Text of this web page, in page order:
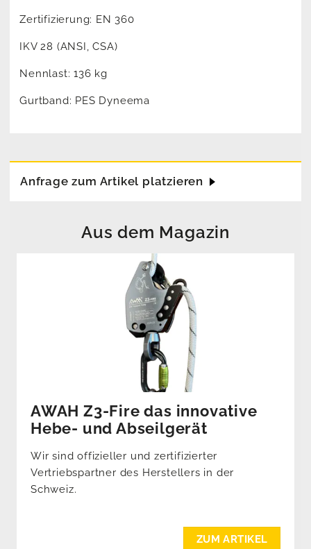
Zertifizierung: EN 360
IKV 28 (ANSI, CSA)
Nennlast: 136 kg
Gurtband: PES Dyneema
Anfrage zum Artikel platzieren
Aus dem Magazin
AWAH Z3-Fire das innovative
Hebe- und Abseilgerät
Wir sind offizieller und zertifizierter
Vertriebspartner des Herstellers in der
Schweiz.
ZUM ARTIKEL